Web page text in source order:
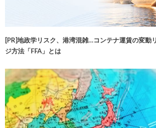
[PR]地政学リスク、港湾混雑…コンテナ運賃の変動
ジ方法「FFA」とは